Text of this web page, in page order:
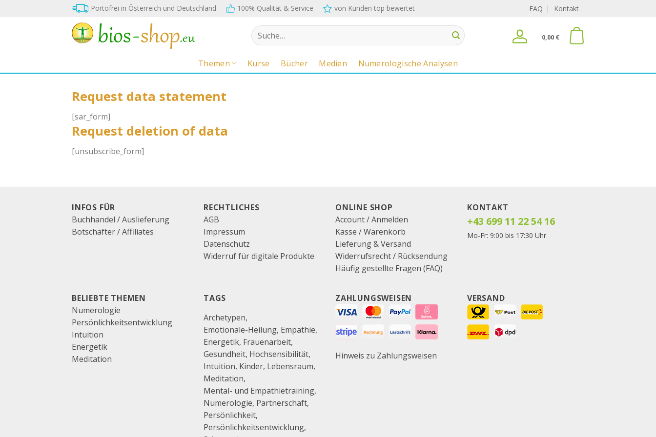
Portofrei in Österreich und Deutschland 100% Qualität & Service von Kunden top bewertet FAQ Kontakt
Suche
nach:
0,00 €
Themen Kurse Bücher Medien Numerologische Analysen
Request data statement
[sar_form]
Request deletion of data
[unsubscribe_form]
INFOS FÜR
Buchhandel / Auslieferung
Botschafter / Affiliates
RECHTLICHES
AGB
Impressum
Datenschutz
Widerruf für digitale Produkte
ONLINE SHOP
Account / Anmelden
Kasse /Warenkorb
Lieferung & Versand
Widerrufsrecht / Rücksendung
Häufig gestellte Fragen (FAQ)
KONTAKT
+43 699 11 22 54 16
Mo-Fr: 9:00 bis 17:30 Uhr
BELIEBTE THEMEN
Numerologie
Persönlichkeitsentwicklung
Intuition
Energetik
Meditation
TAGS
Archetypen
Emotionale-Heilung Empathie
Energetik Frauenarbeit
Gesundheit Hochsensibilität
Intuition Kinder Lebensraum
Meditation
Mental- und Empathietraining
Numerologie Partnerschaft
Persönlichkeit
Persönlichkeitsentwicklung
ZAHLUNGSWEISEN
Hinweis zu Zahlungsweisen
VERSAND